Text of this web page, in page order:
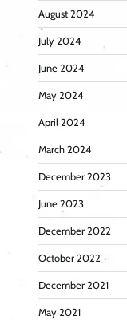
August 2024
July 2024
June 2024
May 2024
April 2024
March 2024
December 2023
June 2023
December 2022
October 2022
December 2021
May 2021